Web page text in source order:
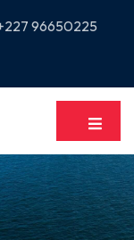
96650225